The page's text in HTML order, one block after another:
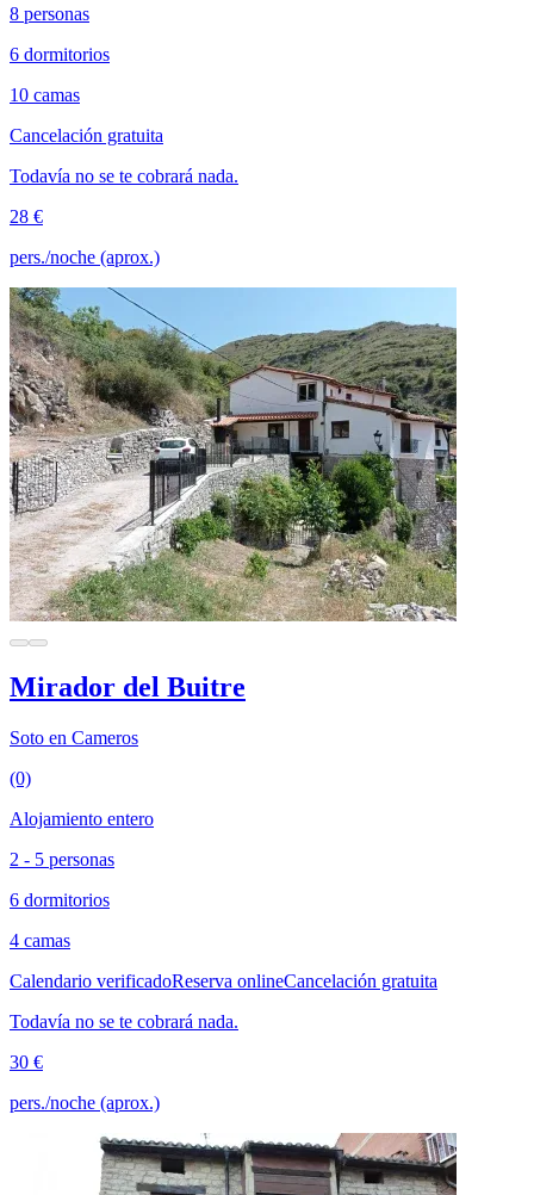
8 personas
6 dormitorios
10 camas
Cancelación gratuita
Todavía no se te cobrará nada.
28 €
pers./noche (aprox.)
Mirador del Buitre
Soto en Cameros
(0)
Alojamiento entero
2 - 5 personas
6 dormitorios
4 camas
Calendario verificadoReserva onlineCancelación gratuita
Todavía no se te cobrará nada.
30 €
pers./noche (aprox.)